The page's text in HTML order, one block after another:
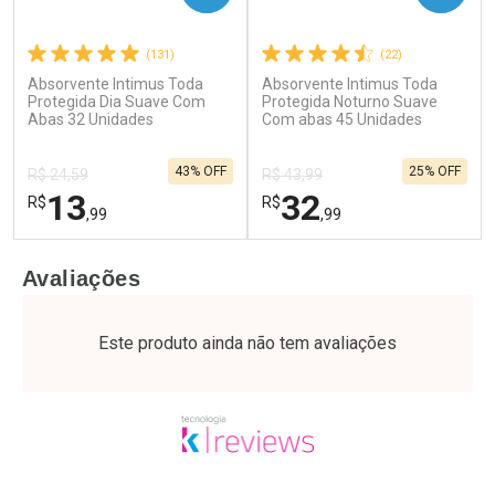
Ativar Desconto
Por R$ 61,55/cada
Comprar sem Desconto
Ativar Desconto
Por R$ 20,24/cada
Comprar sem Desconto
(131)
Absorvente Intimus Toda
Protegida Dia Suave Com
Abas 32 Unidades
R$ 24,59
R$13,99
43% OFF
Laboratório
Por Menos
(22)
Absorvente Intimus Toda
Protegida Noturno Suave
Com abas 45 Unidades
R$ 43,99
R$32,99
25% OFF
Laboratório
Por Menos
Avaliações
Este produto ainda não tem avaliações